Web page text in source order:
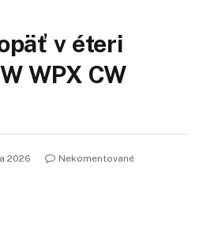
v éteri
WPX CW
2026
Nekomentované